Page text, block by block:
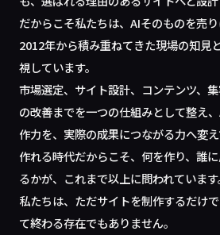
だからこそ私たちは、AIそのものを売り
2012年から積み重ねてきた現場の知見
視しています。
市場選定、サイト設計、コンテンツ、
の改善までを一つの仕組みとして整え
作力を、実際の成果につながる力へ変え
作れる時代だからこそ、何を作り、誰
るかが、これまで以上に問われています
私たちは、ただサイトを制作するだけ
て終わる存在でもありません。